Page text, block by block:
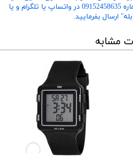
​​​​​​​(سمت چپ پایین صفحه) و یا شماره 09152458635 در واتساپ یا تلگرام و یا
ارسال بفرمایید.
مشابه